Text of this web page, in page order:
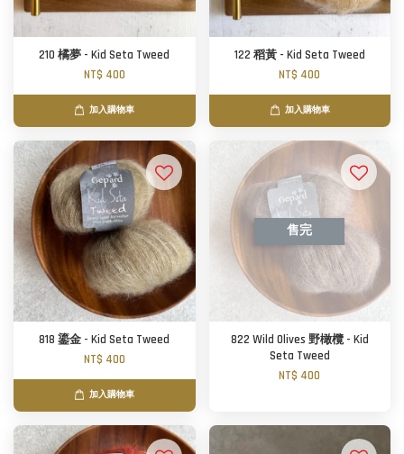
210 橘夢 - Kid Seta Tweed
NT$ 400
加入購物車
122 稻黃 - Kid Seta Tweed
NT$ 400
加入購物車
818 鎏金 - Kid Seta Tweed
NT$ 400
加入購物車
售完
822 Wild Olives 野橄欖 - Kid
Seta Tweed
NT$ 400